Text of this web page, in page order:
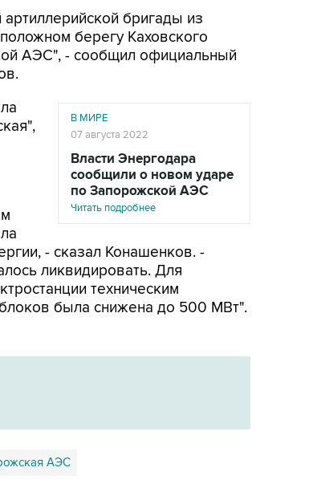
бригады из
берегу Каховского
АЭС", - сообщил официальный
В МИРЕ
07 августа 2022
Власти Энергодара
сообщили о новом ударе
по Запорожской АЭС
Читать подробнее
- сказал Конашенков. -
ликвидировать. Для
техническим
была снижена до 500 МВт".
АЭС